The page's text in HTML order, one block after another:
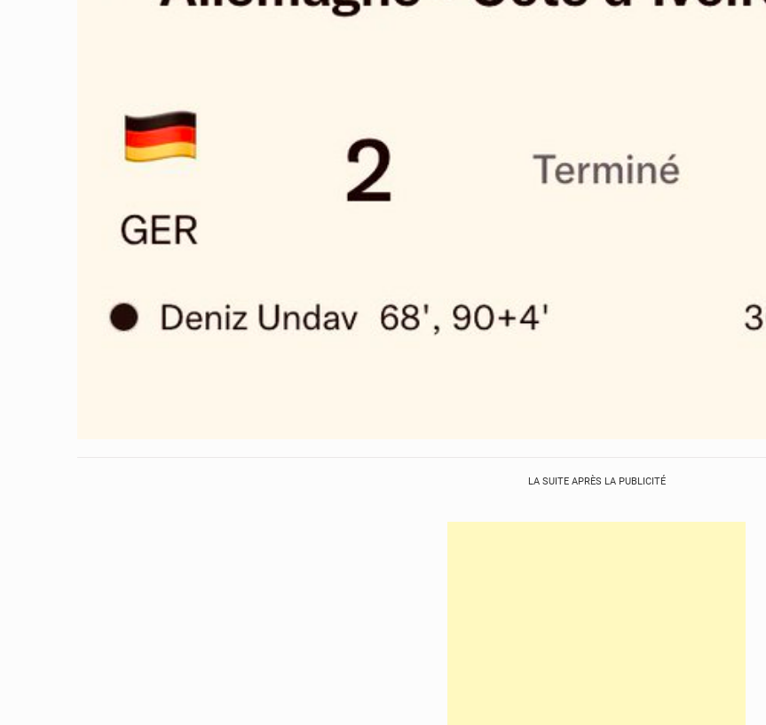
LA SUITE APRÈS LA PUBLICITÉ